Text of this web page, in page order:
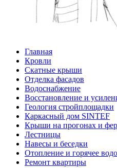
Главная
Кровли
Скатные крыши
Отделка фасадов
Водоснабжение
Восстановление и
Геология стройплощадки
Каркасный дом SINTEF
Крыши на прогонах и
Лестницы
Навесы и беседки
Отопление и горячее
Ремонт квартиры